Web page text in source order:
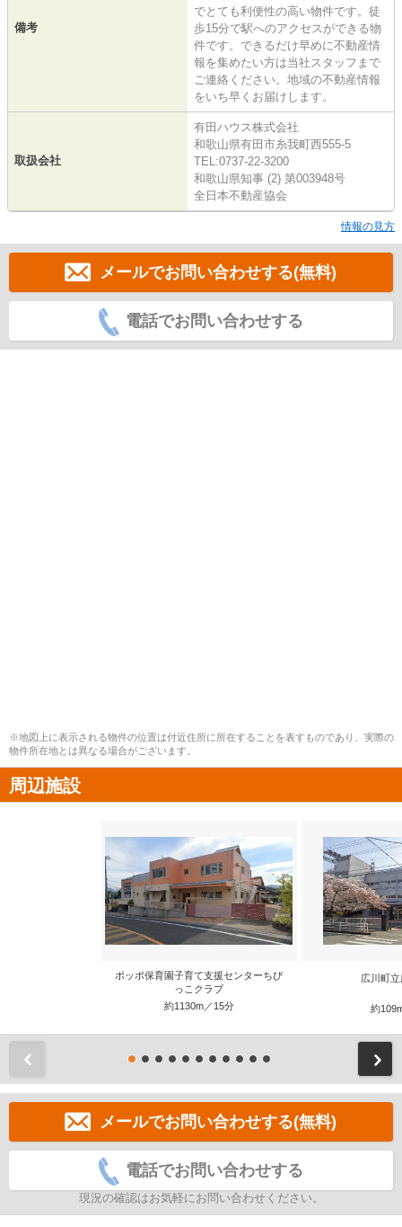
備考
でとても利便性の高い物件です。徒
歩15分で駅へのアクセスができる物
件です。できるだけ早めに不動産情
報を集めたい方は当社スタッフまで
ご連絡ください。地域の不動産情報
をいち早くお届けします。
取扱会社
有田ハウス株式会社
和歌山県有田市糸我町西555-5
TEL:0737-22-3200
和歌山県知事 (2) 第003948号
全日本不動産協会
情報の見方
メールでお問い合わせする(無料)
電話でお問い合わせする
※地図上に表示される物件の位置は付近住所に所在することを表すものであり、実際の
物件所在地とは異なる場合がございます。
周辺施設
ポッポ保育園子育て支援センターちび
っこクラブ
約1130m／15分
広川町
約
メールでお問い合わせする(無料)
電話でお問い合わせする
現況の確認はお気軽にお問い合わせください。